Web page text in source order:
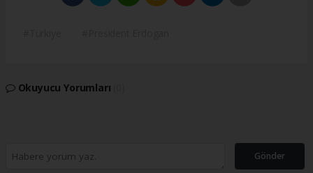
Okuyucu Yorumları
Gönder